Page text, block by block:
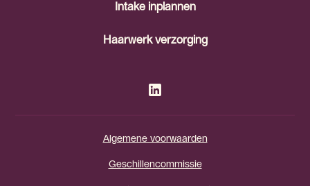
Intake inplannen
Haarwerk verzorging
Algemene voorwaarden
Geschillencommissie